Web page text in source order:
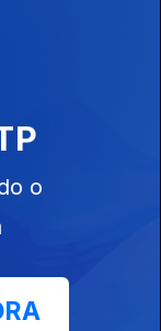
de Clubes e
o